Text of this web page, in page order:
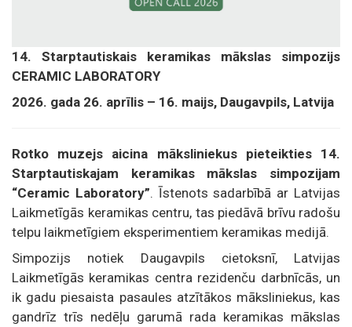
14. Starptautiskais keramikas mākslas simpozijs
CERAMIC LABORATORY
2026. gada 26. aprīlis – 16. maijs, Daugavpils, Latvija
Rotko muzejs aicina māksliniekus pieteikties
14.
Starptautiskajam keramikas mākslas simpozijam
“Ceramic Laboratory”. Īstenots sadarbībā ar Latvijas
Laikmetīgās keramikas centru, tas piedāvā brīvu radošu
telpu laikmetīgiem eksperimentiem keramikas medijā.
Simpozijs notiek Daugavpils cietoksnī, Latvijas
Laikmetīgās keramikas centra rezidenču darbnīcās, un
ik gadu piesaista pasaules atzītākos māksliniekus, kas
gandrīz trīs nedēļu garumā rada keramikas mākslas